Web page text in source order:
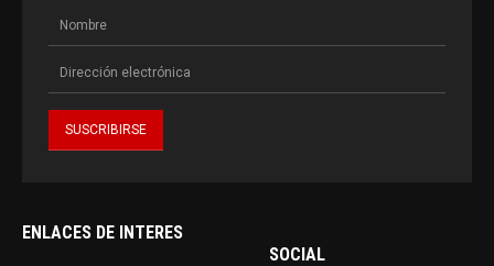
ENLACES DE INTERES
SOCIAL